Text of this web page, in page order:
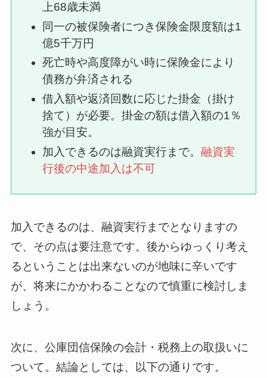
上68歳未満
同一の被保険者につき保険金限度額は1
億5千万円
死亡時や高度障がい時に保険金により
債務が弁済される
借入額や返済回数に応じた掛金（掛け
捨て）が必要。掛金の額は借入額の1％
強が目安。
加入できるのは融資実行まで。 融資実
行後の中途加入は不可
加入できるのは、融資実行までとなりますの
で、その点は要注意です。後からゆっくり考え
るということは出来ないのが地味に辛いです
が、将来にかかわることなので慎重に検討しま
しょう。
次に、公庫団信保険の会計・税務上の取扱いに
ついて。結論としては、以下の通りです。